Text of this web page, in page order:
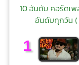
10 อันดับ คอร์ดเ
อันดับทุกวัน (
1